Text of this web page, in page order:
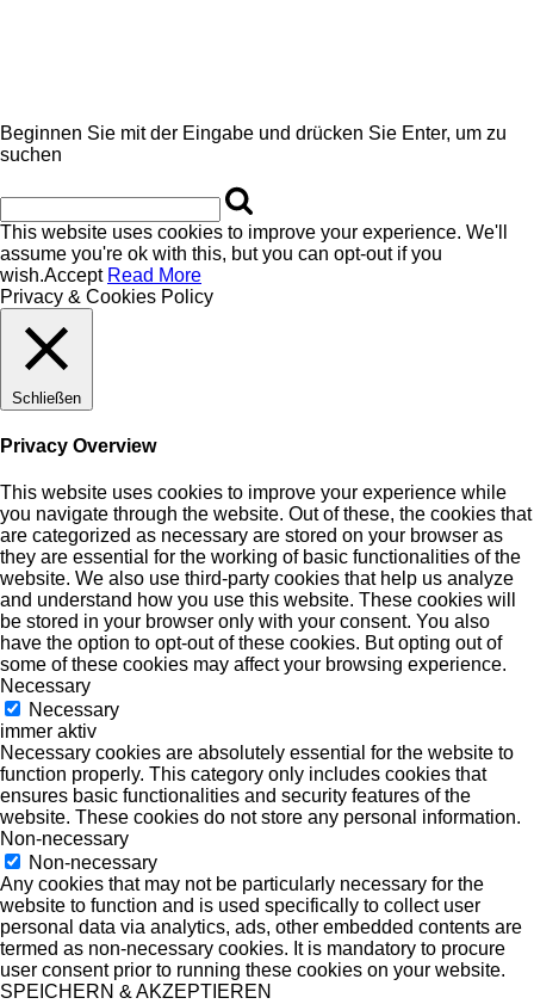
Beginnen Sie mit der Eingabe und drücken Sie Enter, um zu
suchen
This website uses cookies to improve your experience. We'll
assume you're ok with this, but you can opt-out if you
wish.Accept Read More
Privacy & Cookies Policy
Schließen
Privacy Overview
This website uses cookies to improve your experience while
you navigate through the website. Out of these, the cookies that
are categorized as necessary are stored on your browser as
they are essential for the working of basic functionalities of the
website. We also use third-party cookies that help us analyze
and understand how you use this website. These cookies will
be stored in your browser only with your consent. You also
have the option to opt-out of these cookies. But opting out of
some of these cookies may affect your browsing experience.
Necessary
Necessary
immer aktiv
Necessary cookies are absolutely essential for the website to
function properly. This category only includes cookies that
ensures basic functionalities and security features of the
website. These cookies do not store any personal information.
Non-necessary
Non-necessary
Any cookies that may not be particularly necessary for the
website to function and is used specifically to collect user
personal data via analytics, ads, other embedded contents are
termed as non-necessary cookies. It is mandatory to procure
user consent prior to running these cookies on your website.
SPEICHERN & AKZEPTIEREN